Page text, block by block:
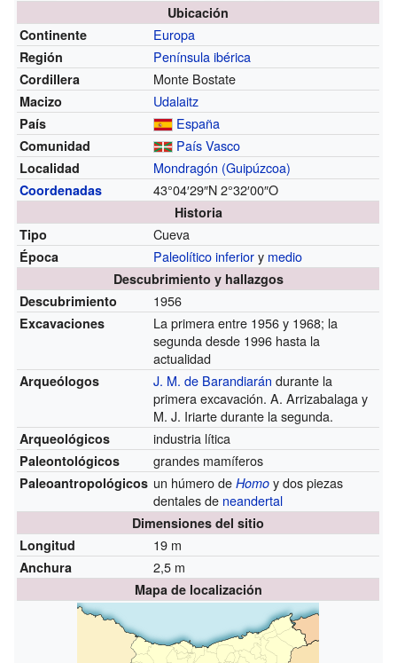
Ubicación
Continente
Europa
Región Península ibérica
Cordillera Monte Bostate
Macizo Udalaitz
País España
Comunidad País Vasco
Localidad Mondragón (Guipúzcoa)
Coordenadas 43°04′29″N2°32′00″O
Historia
Tipo
Cueva
Época Paleolítico inferiory medio
Descubrimiento y hallazgos
Descubrimiento
1956
Excavaciones
La primera entre 1956 y 1968; la
segunda desde 1996 hasta la
actualidad
Arqueólogos J. M. de Barandiarán durante la
primera excavación. A. Arrizabalaga y
M. J. Iriarte durante la segunda.
Arqueológicos industria lítica
Paleontológicos grandes mamíferos
Paleoantropológicos un húmero deHomo y dos piezas
dentales de neandertal
Dimensiones del sitio
Longitud
19 m
Anchura 2,5 m
Mapa de localización